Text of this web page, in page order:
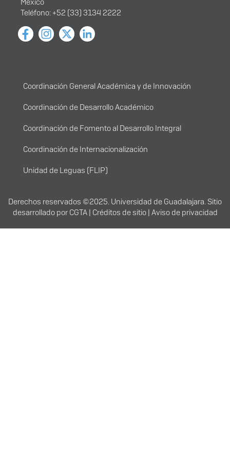
Teléfono: +52 (33) 3134 2222
Menú principal
Coordinación General Académica y de Innovación
Coordinación de Desarrollo Académico
Coordinación de Fomento al Desarrollo Integral
Coordinación de Internacionalización
Unidad de Leguas (FLIP)
Derechos
Derechos reservados ©2025. Universidad de Guadalajara. Sitio
desarrollado por CGTA| Créditos de sitio| Aviso de privacidad